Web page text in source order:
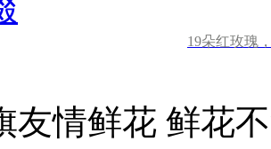
19朵红玫瑰
友情鲜花 鲜花